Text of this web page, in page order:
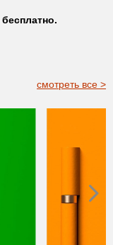
бесплатно.
смотреть все >